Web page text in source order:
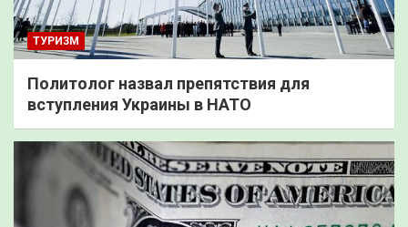
ТУРИЗМ
Политолог назвал препятствия для
вступления Украины в НАТО